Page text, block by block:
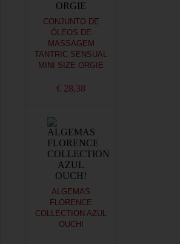
CONJUNTO DE
ÓLEOS DE
MASSAGEM
TANTRIC SENSUAL
MINI SIZE ORGIE
€ 28,38
ALGEMAS
FLORENCE
COLLECTION AZUL
OUCH!